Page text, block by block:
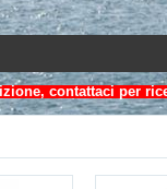
contattaci per